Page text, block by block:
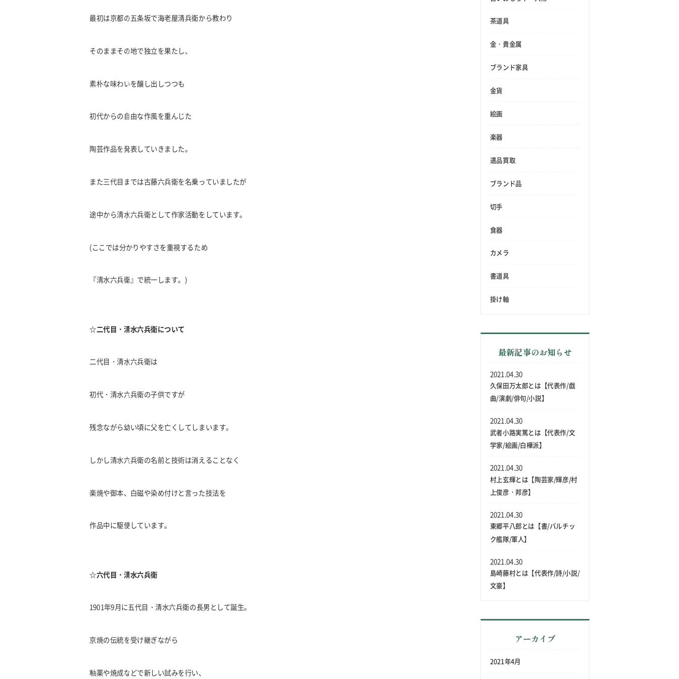
最初は京都の五条坂で海老屋清兵衛から教わり
そのままその地で独立を果たし、
素朴な味わいを醸し出しつつも
初代からの自由な作風を重んじた
陶芸作品を発表していきました。
また三代目までは古藤六兵衛を名乗っていましたが
途中から清水六兵衛として作家活動をしています。
(ここでは分かりやすさを重視するため
『清水六兵衛』で統一します。)
☆二代目・清水六兵衛について
二代目・清水六兵衛は
初代・清水六兵衛の子供ですが
残念ながら幼い頃に父を亡くしてしまいます。
しかし清水六兵衛の名前と技術は消えることなく
楽焼や御本、白磁や染め付けと言った技法を
作品中に駆使しています。
☆六代目・清水六兵衛
1901年9月に五代目・清水六兵衛の長男として誕生。
京焼の伝統を受け継ぎながら
釉薬や焼成などで新しい試みを行い、
茶道具
金・貴金属
ブランド家具
金貨
絵画
楽器
遺品買取
ブランド品
切手
食器
カメラ
書道具
掛け軸
最新記事のお知らせ
久保田万太郎とは【代表作/戯
曲/演劇/俳句/小説】
2021.04.30
武者小路実篤とは【代表作/文
学家/絵画/白樺派】
2021.04.30
村上玄輝とは【陶芸家/輝彦/村
上俊彦・邦彦】
2021.04.30
東郷平八郎とは【書/バルチッ
ク艦隊/軍人】
2021.04.30
島崎藤村とは【代表作/詩/小説/
文豪】
2021.04.30
アーカイブ
2021年4月